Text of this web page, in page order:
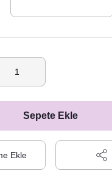
Sepete Ekle